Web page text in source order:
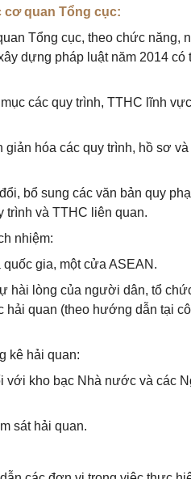
cơ quan Tổng cục:
Tổng cục, theo chức năng,
dựng pháp luật năm 2014 có
các quy trình, TTHC lĩnh
hóa các quy trình, hồ sơ
bổ sung các văn bản quy
và TTHC liên quan.
nhiệm:
gia, một cửa ASEAN.
hài lòng của người dân, tổ
quan (theo hướng dẫn tại
kê hải quan:
với kho bạc Nhà nước và các
sát hải quan.